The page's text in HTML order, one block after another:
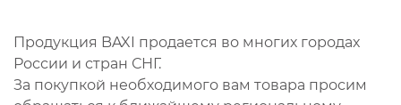
Продукция BAXI продается во многих городах
России и стран СНГ.
За покупкой необходимого вам товара просим